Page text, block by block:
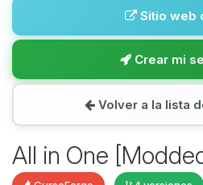
Sitio web
Crear mi
Volver a la lista
All in One